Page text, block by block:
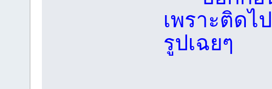
เพราะติด
รูปเฉยๆ